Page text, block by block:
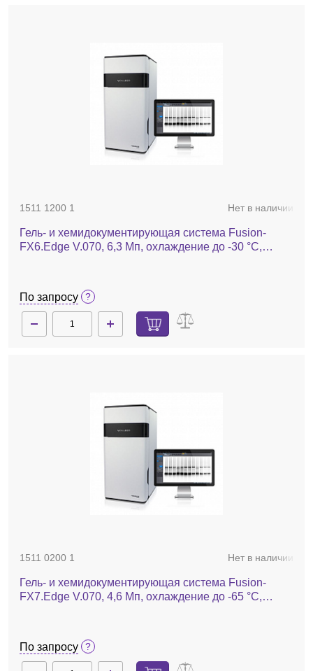
1511 1200 1 Нет в наличии
Гель- и хемидокументирующая система Fusion-
FX6.Edge V.070, 6,3 Мп, охлаждение до -30 °С,
По запросу
1511 0200 1 Нет в наличии
Гель- и хемидокументирующая система Fusion-
FX7.Edge V.070, 4,6 Мп, охлаждение до -65 °С,
По запросу